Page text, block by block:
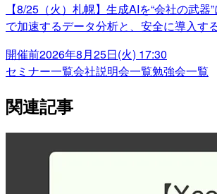
【8/25（火）札幌】生成AIを“会社の武器
で加速するデータ分析と、安全に導入す
開催前2026年8月25日(火) 17:30
セミナー一覧会社説明会一覧勉強会一覧
関連記事